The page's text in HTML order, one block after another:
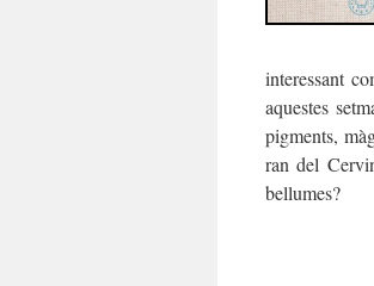
interessant
aquestes
pigments,
ran del
bellumes?